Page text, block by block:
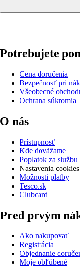
Potrebujete
Cena doručenia
Bezpečnosť pri
Všeobecné
Ochrana súkromia
O nás
Prístupnosť
Kde dovážame
Poplatok za službu
Nastavenia cookies
Možnosti platby
Tesco.sk
Clubcard
Pred prvým
Ako nakupovať
Registrácia
Objednanie
Moje obľúbené